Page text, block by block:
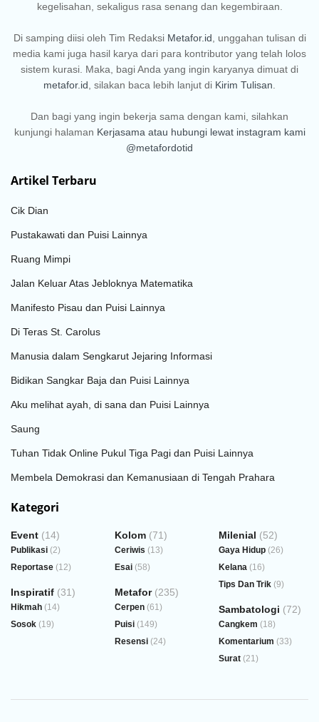
kegelisahan, sekaligus rasa senang dan kegembiraan.
Di samping diisi oleh Tim Redaksi Metafor.id, unggahan tulisan di
media kami juga hasil karya dari para kontributor yang telah lolos
sistem kurasi. Maka, bagi Anda yang ingin karyanya dimuat di
metafor.id, silakan baca lebih lanjut di Kirim Tulisan.
Dan bagi yang ingin bekerja sama dengan kami, silahkan
kunjungi halaman Kerjasamaatau hubungi lewat instagram kami
@metafordotid
Artikel Terbaru
Cik Dian
Pustakawati dan Puisi Lainnya
Ruang Mimpi
Jalan Keluar Atas Jebloknya Matematika
Manifesto Pisau dan Puisi Lainnya
Di Teras St. Carolus
Manusia dalam Sengkarut Jejaring Informasi
Bidikan Sangkar Baja dan Puisi Lainnya
Aku melihat ayah, di sana dan Puisi Lainnya
Saung
Tuhan Tidak Online Pukul Tiga Pagi dan Puisi Lainnya
Membela Demokrasi dan Kemanusiaan di Tengah Prahara
Kategori
Event (14)
Publikasi (2)
Reportase (12)
Inspiratif (31)
Hikmah (14)
Sosok (19)
Kolom (71)
Ceriwis (13)
Esai (58)
Metafor(235)
Cerpen (61)
Puisi (149)
Resensi (24)
Milenial (52)
Gaya Hidup (26)
Kelana (16)
Tips Dan Trik (9)
Sambatologi (72)
Cangkem (18)
Komentarium (33)
Surat (21)